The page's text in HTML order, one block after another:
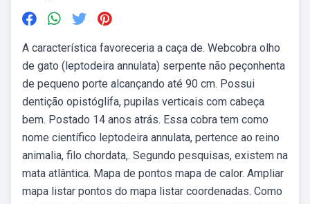
A característica favoreceria a caça de. Webcobra olho
de gato (leptodeira annulata) serpente não peçonhenta
de pequeno porte alcançando até 90 cm. Possui
dentição opistóglifa, pupilas verticais com cabeça
bem. Postado 14 anos atrás. Essa cobra tem como
nome científico leptodeira annulata, pertence ao reino
animalia, filo chordata,. Segundo pesquisas, existem na
mata atlântica. Mapa de pontos mapa de calor. Ampliar
mapa listar pontos do mapa listar coordenadas. Como